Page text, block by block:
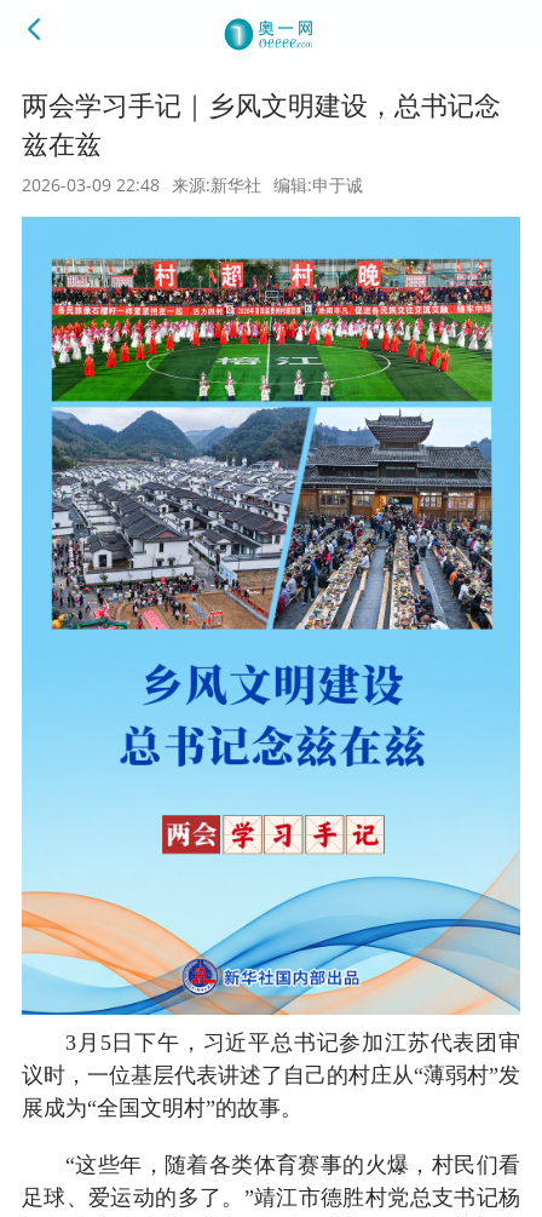
两会学习手记｜乡风文明建设，总书记念
兹在兹
2026-03-09 22:48 来源:新华社 编辑:申于诚
3月5日下午，习近平总书记参加江苏代表团审
议时，一位基层代表讲述了自己的村庄从“薄弱村”发
展成为“全国文明村”的故事。
“这些年，随着各类体育赛事的火爆，村民们看
足球、爱运动的多了。”靖江市德胜村党总支书记杨